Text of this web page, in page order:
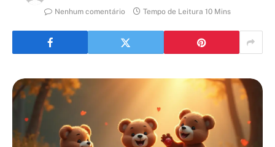
Nenhum comentário
Tempo de Leitura 10 Mins